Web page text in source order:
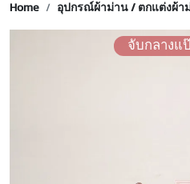
Home อุปกรณ์ผ้าม่าน / ตกแต่งผ้า
จับกลางแ